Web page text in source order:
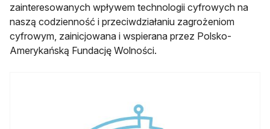
zainteresowanych wpływem technologii cyfrowych na
naszą codzienność i przeciwdziałaniu zagrożeniom
cyfrowym, zainicjowana i wspierana przez Polsko-
Amerykańską Fundację Wolności.